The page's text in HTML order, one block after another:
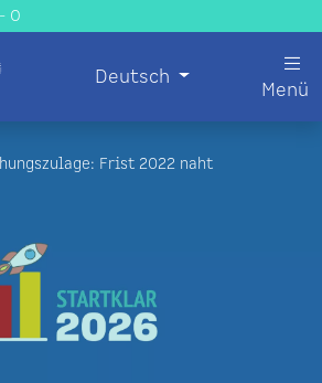
0
Deutsch
Menü
Frist 2022 naht